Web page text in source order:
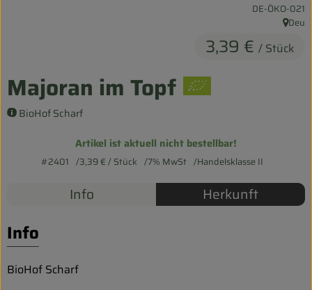
Kühltheke
Backwaren
Vorratskammer
Getränke
Haus & Garten
Majoran im Topf
BioHof Scharf
3,39 € / Stück
, Kontrollstelle:
DE-ÖKO-021
,Deu
Artikel ist aktuell nicht bestellbar!
#2401 3,39 €/ Stück 7% MwSt Handelsklasse II
Info Herkunft
Info
BioHof Scharf